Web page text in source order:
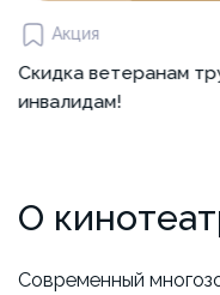
Акция
Скидка ветеранам
инвалидам!
О
Современный